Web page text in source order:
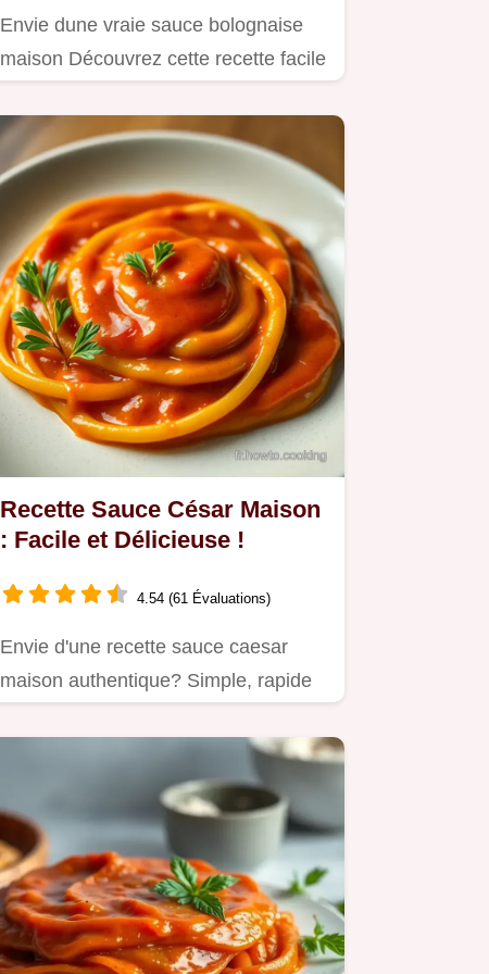
Envie dune vraie sauce bolognaise
maison Découvrez cette recette facile
Recette Sauce César Maison
: Facile et Délicieuse !
4.54 (61 Évaluations)
Envie d'une recette sauce caesar
maison authentique? Simple, rapide